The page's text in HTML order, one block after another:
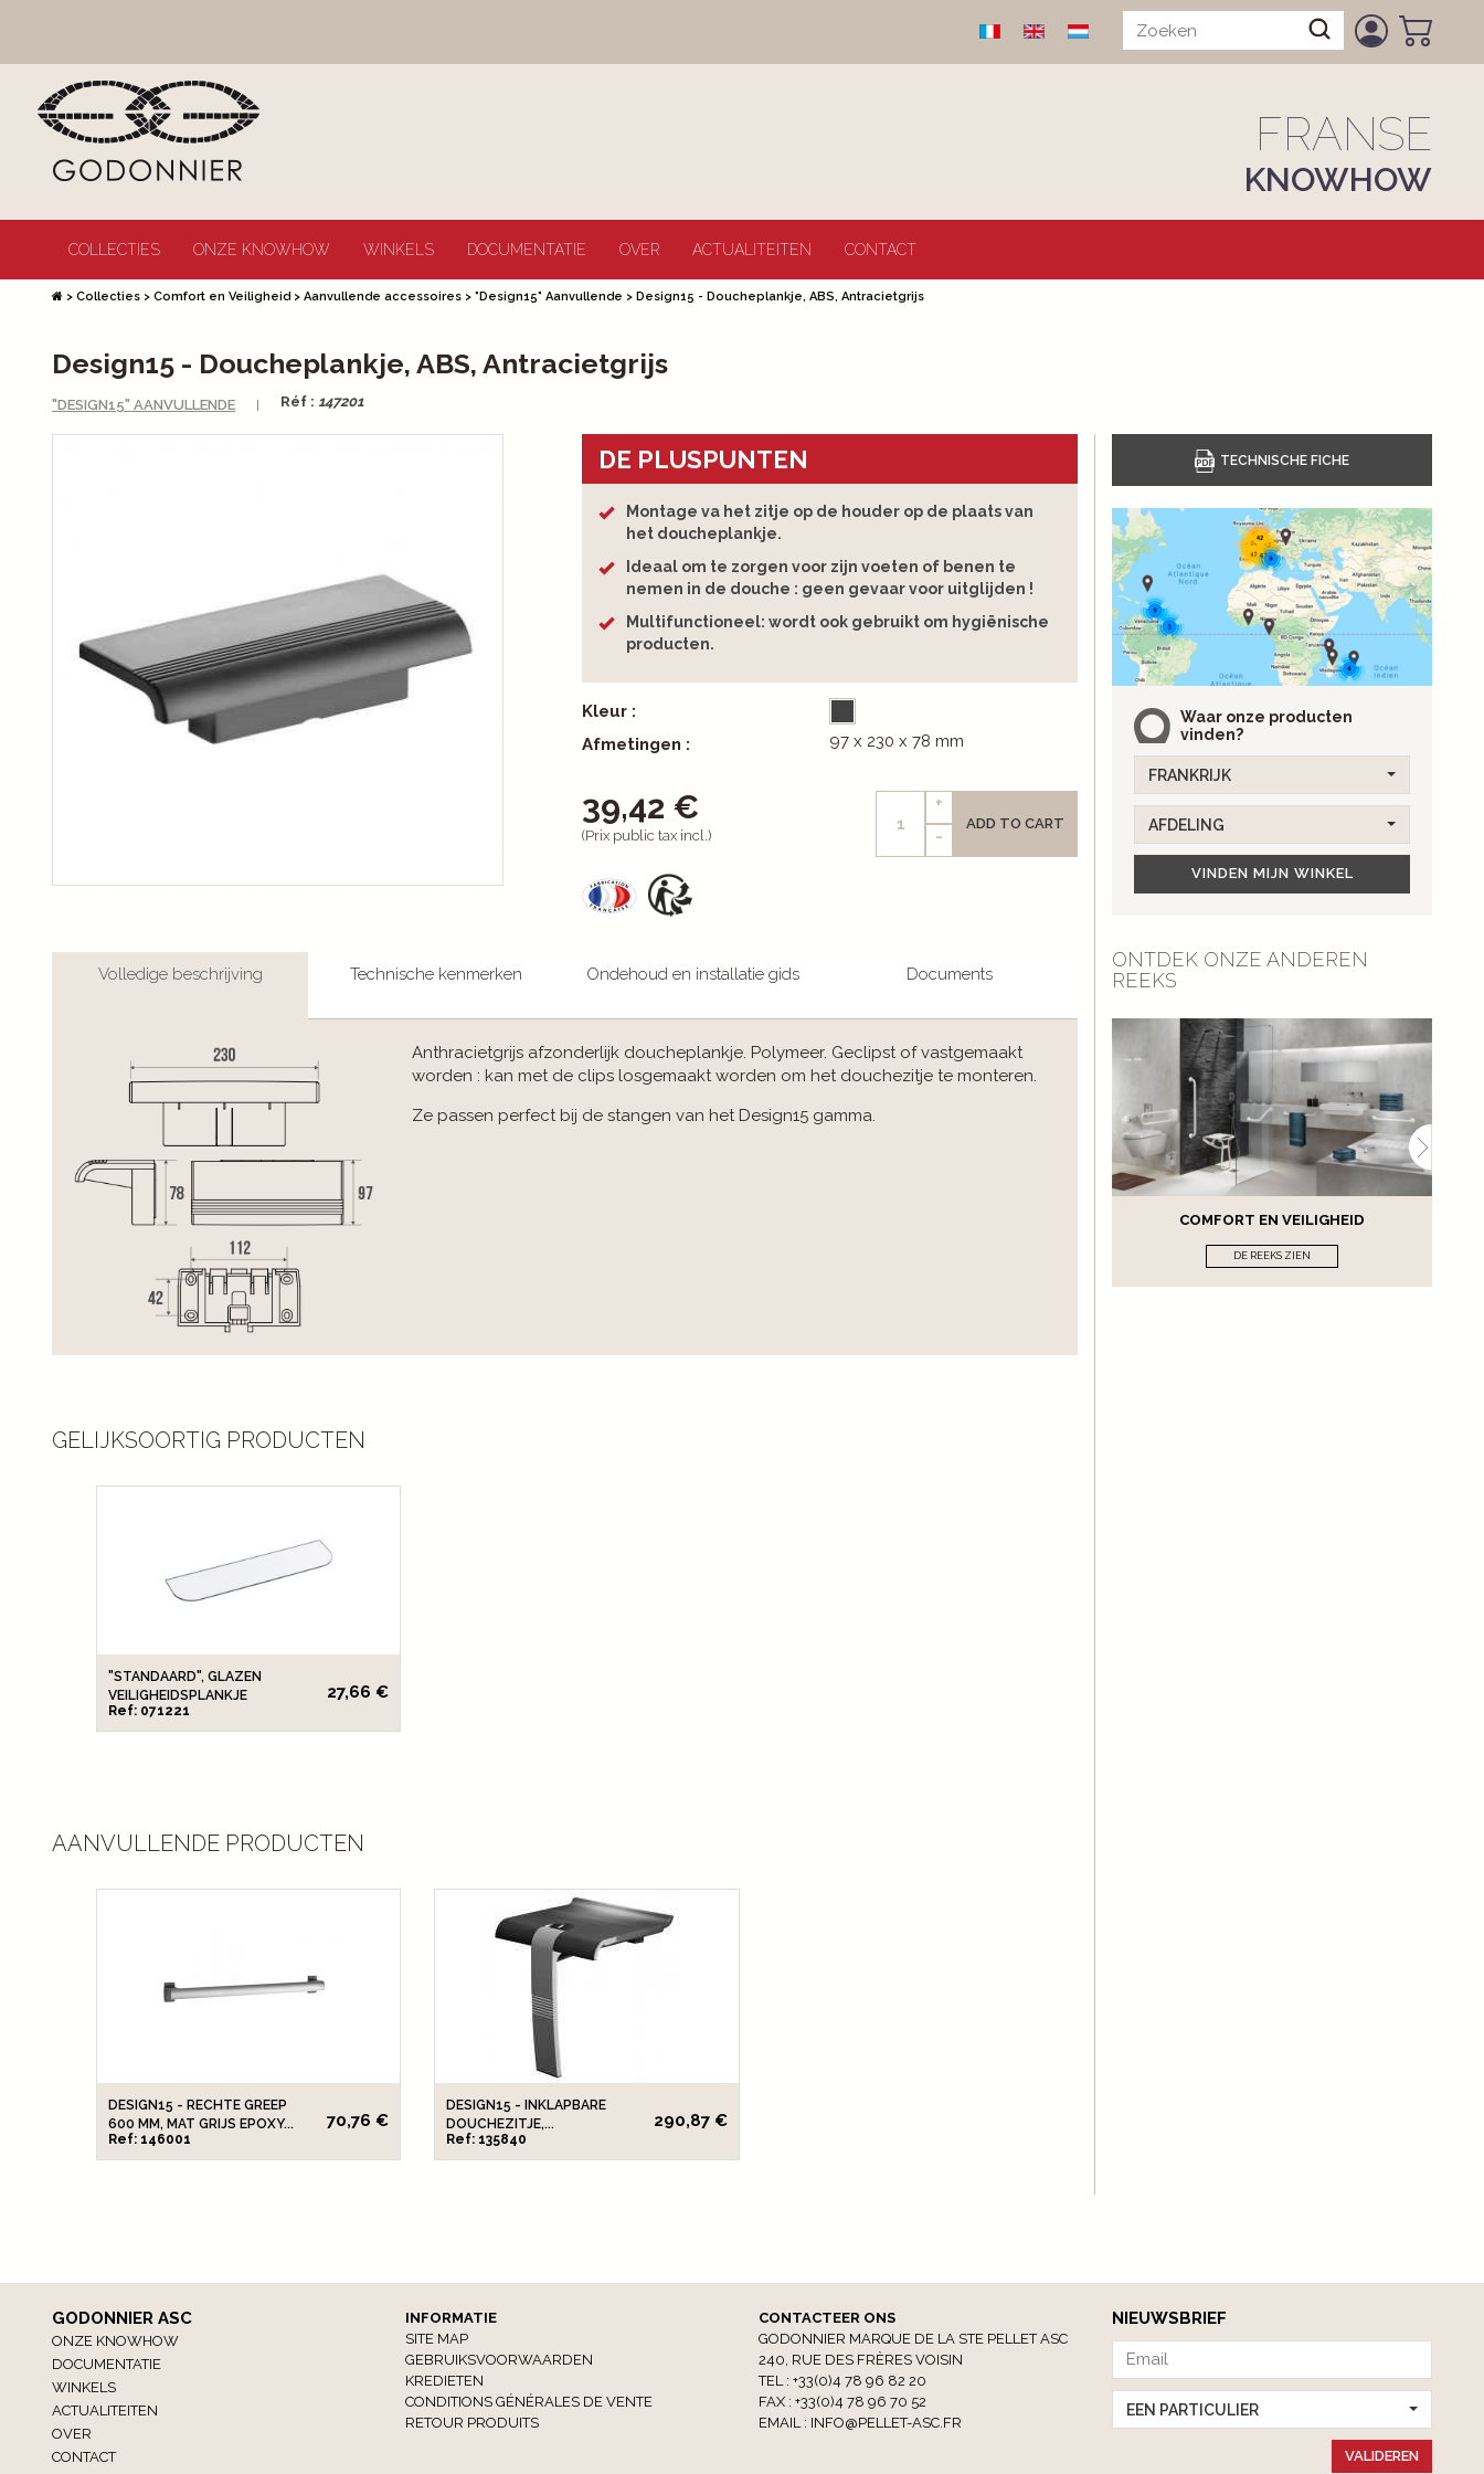
FRANSE
KNOWHOW
COLLECTIES ONZE KNOWHOW WINKELS DOCUMENTATIE OVER ACTUALITEITEN CONTACT
> Collecties > Comfort en Veiligheid > Aanvullende accessoires > "Design15" Aanvullende > Design15 - Doucheplankje, ABS, Antracietgrijs
Design15 - Doucheplankje, ABS, Antracietgrijs
"DESIGN15" AANVULLENDE Réf : 147201
DE PLUSPUNTEN
Montage va het zitje op de houder op de plaats van
het doucheplankje.
Ideaal om te zorgen voor zijn voeten of benen te
nemen in de douche : geen gevaar voor uitglijden !
Multifunctioneel: wordt ook gebruikt om hygiënische
producten.
Kleur :
Afmetingen :
97 x 230 x 78 mm
39,42 €
(Prix public tax incl.)
+
-
ADD TO CART
Volledige beschrijving Technische kenmerken Ondehoud en installatie gids Documents
Anthracietgrijs afzonderlijk doucheplankje. Polymeer. Geclipst of vastgemaakt
worden : kan met de clips losgemaakt worden om het douchezitje te monteren.
Ze passen perfect bij de stangen van het Design15 gamma.
GELIJKSOORTIG PRODUCTEN
"STANDAARD", GLAZEN
VEILIGHEIDSPLANKJE
Ref: 071221
27,66 €
AANVULLENDE PRODUCTEN
DESIGN15 - RECHTE GREEP
600 MM, MAT GRIJS EPOXY...
Ref: 146001
70,76 €
DESIGN15 - INKLAPBARE
DOUCHEZITJE,...
Ref: 135840
290,87 €
Waar onze producten
vinden?
FRANKRIJK
AFDELING
VINDEN MIJN WINKEL
ONTDEK ONZE ANDEREN
REEKS
COMFORT EN VEILIGHEID
DE REEKS ZIEN
GODONNIER ASC
ONZE KNOWHOW
DOCUMENTATIE
WINKELS
ACTUALITEITEN
OVER
CONTACT
INFORMATIE
SITE MAP
GEBRUIKSVOORWAARDEN
KREDIETEN
CONDITIONS GÉNÉRALES DE VENTE
RETOUR PRODUITS
CONTACTEER ONS
GODONNIER MARQUE DE LA STE PELLET ASC
240, RUE DES FRÈRES VOISIN
TEL : +33(0)4 78 96 82 20
FAX : +33(0)4 78 96 70 52
EMAIL : INFO@PELLET-ASC.FR
NIEUWSBRIEF
EEN PARTICULIER